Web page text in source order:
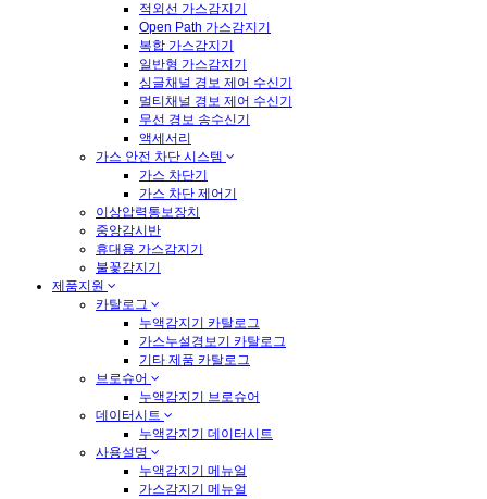
적외선 가스감지기
Open Path 가스감지기
복합 가스감지기
일반형 가스감지기
싱글채널 경보 제어 수신기
멀티채널 경보 제어 수신기
무선 경보 송수신기
액세서리
가스 안전 차단 시스템
가스 차단기
가스 차단 제어기
이상압력통보장치
중앙감시반
휴대용 가스감지기
불꽃감지기
제품지원
카탈로그
누액감지기 카탈로그
가스누설경보기 카탈로그
기타 제품 카탈로그
브로슈어
누액감지기 브로슈어
데이터시트
누액감지기 데이터시트
사용설명
누액감지기 메뉴얼
가스감지기 메뉴얼